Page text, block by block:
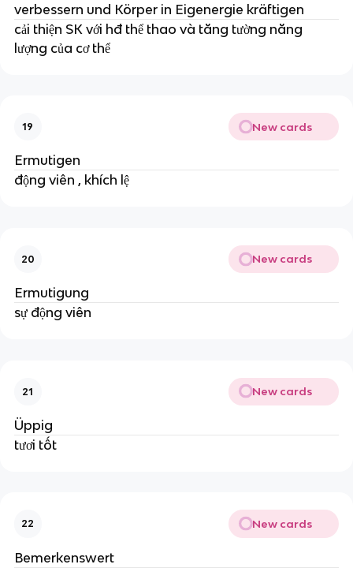
verbessern und Körper in Eigenergie kräftigen
cải thiện SK với hđ thể thao và tăng tường năng
lượng của cơ thể
19 New cards
Ermutigen
động viên , khích lệ
20 New cards
Ermutigung
sự động viên
21 New cards
Üppig
tươi tốt
22 New cards
Bemerkenswert